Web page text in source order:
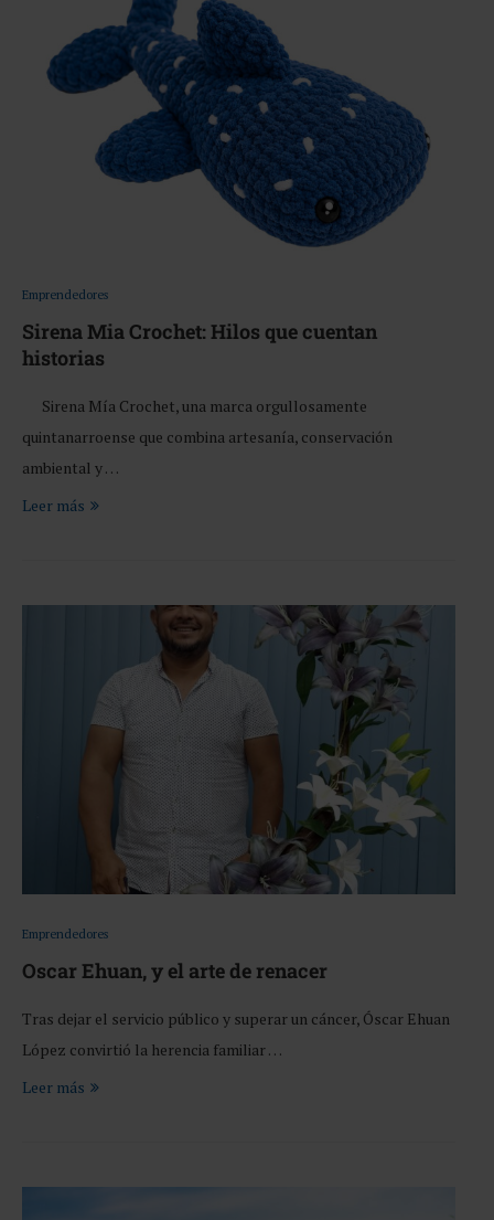
Emprendedores
Sirena Mia Crochet: Hilos que cuentan
historias
Sirena Mía Crochet, una marca orgullosamente
quintanarroense que combina artesanía, conservación
ambiental y …
Leer más
Emprendedores
Oscar Ehuan, y el arte de renacer
Tras dejar el servicio público y superar un cáncer, Óscar Ehuan
López convirtió la herencia familiar …
Leer más